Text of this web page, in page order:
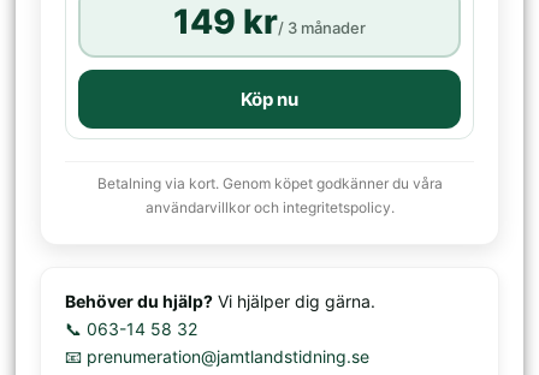
149 kr/ 3 månader
Köp nu
Betalning via kort. Genom köpet godkänner du våra
användarvillkor och integritetspolicy.
Behöver du hjälp? Vi hjälper dig gärna.
📞 063-14 58 32
📧 prenumeration@jamtlandstidning.se